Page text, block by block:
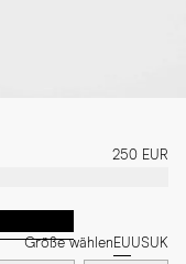
250 EUR
Größe wählenEUUSUK